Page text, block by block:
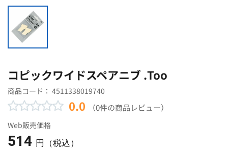
コピックワイドスペアニブ .Too
商品コード： 4511338019740
0.0 （0件の商品レビュー）
Web販売価格
514 円（税込）